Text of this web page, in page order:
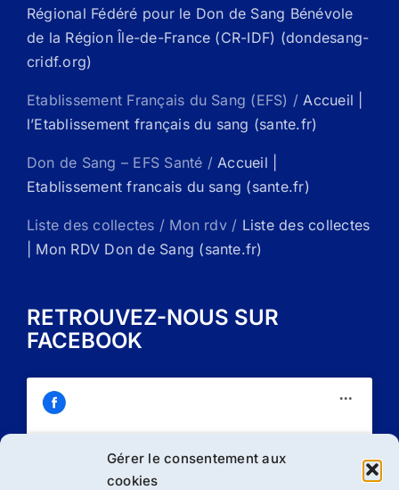
Gérer le consentement aux
cookies
Régional Fédéré pour le Don de Sang Bénévole
de la Région Île-de-France (CR-IDF) (dondesang-
cridf.org)
Etablissement Français du Sang (EFS) /Accueil |
l’Etablissement français du sang (sante.fr)
Don de Sang – EFS Santé /Accueil |
Etablissement francais du sang (sante.fr)
Liste des collectes / Mon rdv / Liste des collectes
| Mon RDV Don de Sang (sante.fr)
RETROUVEZ-NOUS SUR
FACEBOOK
Cliquez sur « J’accepte » pour activer